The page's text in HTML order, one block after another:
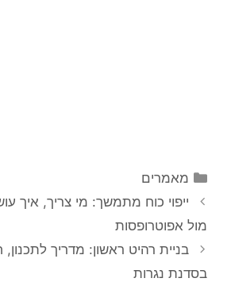
מאמרים
ייפוי כוח מתמשך: מי צריך, איך
מול אפוטרופסות
בניית רהיט ראשון: מדריך לתכנון,
בסדנת נגרות